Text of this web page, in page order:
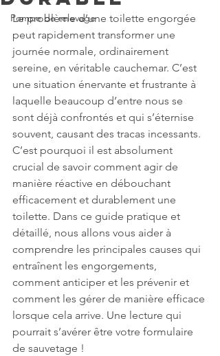
Pompe de relevage
Le problème d’une toilette engorgée
peut rapidement transformer une
journée normale, ordinairement
sereine, en véritable cauchemar. C’est
une situation énervante et frustrante à
laquelle beaucoup d’entre nous se
sont déjà confrontés et qui s’éternise
souvent, causant des tracas incessants.
C’est pourquoi il est absolument
crucial de savoir comment agir de
manière réactive en débouchant
efficacement et durablement une
toilette. Dans ce guide pratique et
détaillé, nous allons vous aider à
comprendre les principales causes qui
entraînent les engorgements,
comment anticiper et les prévenir et
comment les gérer de manière efficace
lorsque cela arrive. Une lecture qui
pourrait s’avérer être votre formulaire
de sauvetage !